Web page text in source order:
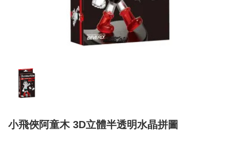
小飛俠阿童木 3D立體半透明水晶拼圖